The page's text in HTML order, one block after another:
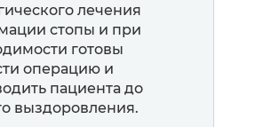
лечения
стопы и при
готовы
операцию и
пациента до
выздоровления.